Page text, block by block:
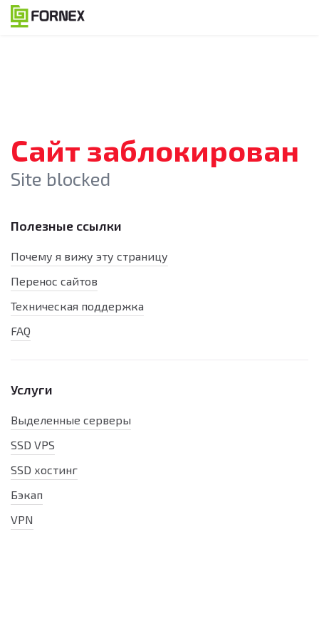
Сайт заблокирован
Site blocked
Полезные ссылки
Почему я вижу эту страницу
Перенос сайтов
Техническая поддержка
FAQ
Услуги
Выделенные серверы
SSD VPS
SSD хостинг
Бэкап
VPN